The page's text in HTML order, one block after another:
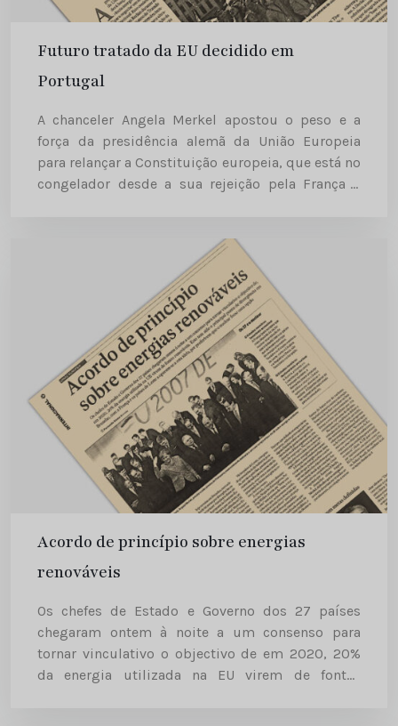
Futuro tratado da EU decidido em
Portugal
A chanceler Angela Merkel apostou o peso e a
força da presidência alemã da União Europeia
para relançar a Constituição europeia, que está no
congelador desde a sua rejeição pela França e
Acordo de princípio sobre energias
renováveis
Os chefes de Estado e Governo dos 27 países
chegaram ontem à noite a um consenso para
tornar vinculativo o objectivo de em 2020, 20%
da energia utilizada na EU virem de fontes